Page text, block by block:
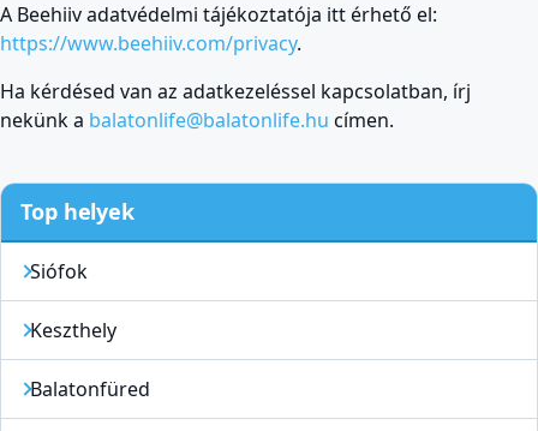
A Beehiiv adatvédelmi tájékoztatója itt érhető el:
https://www.beehiiv.com/privacy.
Ha kérdésed van az adatkezeléssel kapcsolatban, írj
nekünk a balatonlife@balatonlife.hu címen.
Top helyek
Siófok
Keszthely
Balatonfüred